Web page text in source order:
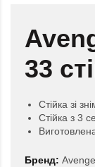
33
Стійка зі
Стійка з 3
Бренд: